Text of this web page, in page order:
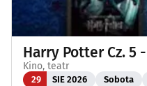
Harry Potter Cz. 5
Kino, teatr
29 SIE 2026 Sobota